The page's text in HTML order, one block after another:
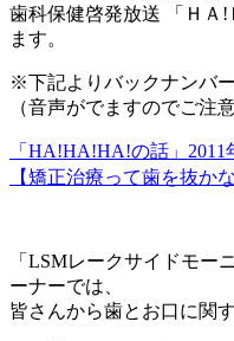
歯科保健啓発放送 「ＨＡ
ます。
※下記よりバックナンバ
（音声がでますのでご注
「HA!HA!HA!の話」2011
【矯正治療って歯を抜か
「LSMレークサイドモ
ーナーでは、
皆さんから歯とお口に関